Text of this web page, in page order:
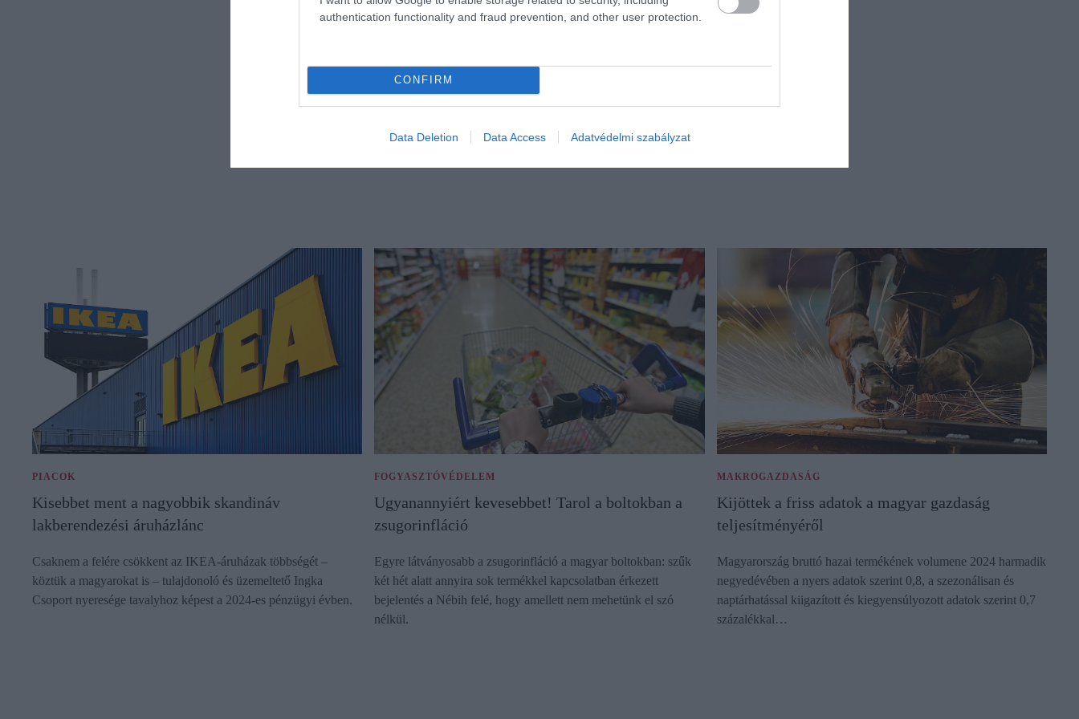
authentication functionality and fraud prevention, and other user protection.
CONFIRM
Data Deletion Data Access Adatvédelmi szabályzat
PIACOK
Kisebbet ment a nagyobbik skandináv
lakberendezési áruházlánc
Csaknem a felére csökkent az IKEA-áruházak többségét –
köztük a magyarokat is – tulajdonoló és üzemeltető Ingka
Csoport nyeresége tavalyhoz képest a 2024-es pénzügyi évben.
FOGYASZTÓVÉDELEM
Ugyanannyiért kevesebbet! Tarol a boltokban a
zsugorinfláció
Egyre látványosabb a zsugorinfláció a magyar boltokban: szűk
két hét alatt annyira sok termékkel kapcsolatban érkezett
bejelentés a Nébih felé, hogy amellett nem mehetünk el szó
nélkül.
MAKROGAZDASÁG
Kijöttek a friss adatok a magyar gazdaság
teljesítményéről
Magyarország bruttó hazai termékének volumene 2024 harmadik
negyedévében a nyers adatok szerint 0,8, a szezonálisan és
naptárhatással kiigazított és kiegyensúlyozott adatok szerint 0,7
százalékkal…